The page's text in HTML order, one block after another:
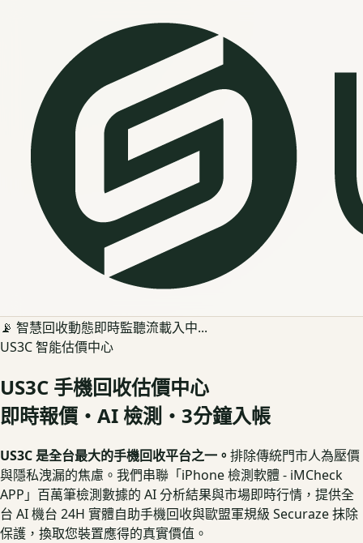
📡 智慧回收動態即時監聽流載入中...
US3C 智能估價中心
US3C 手機回收估價中心
即時報價・AI 檢測・3分鐘入帳
US3C 是全台最大的手機回收平台之一。 排除傳統門市人為壓價
與隱私洩漏的焦慮。我們串聯「iPhone 檢測軟體 - iMCheck
APP」百萬筆檢測數據的 AI 分析結果與市場即時行情，提供全
台 AI 機台 24H 實體自助手機回收與歐盟軍規級 Securaze 抹除
保護，換取您裝置應得的真實價值。